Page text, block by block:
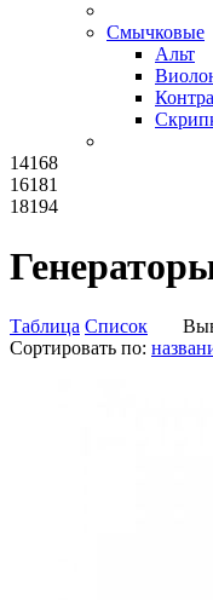
Смычковые
Альт
14168
16181
18194
Таблица Список
Сортировать по: